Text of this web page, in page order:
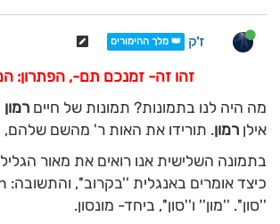
ז'ק 👑 מלך ההימורים
זהו זה- זמנכם תם-, הפתרון:
מה היה לנו בתמונות? תמונות של חיים רמון
אילן רמון. תורידו את האות ר' מהשם
בתמונה השלישית אנו רואים את מאור
''סון''. ''מון'' ו''סון'', ביחד- מונסון.